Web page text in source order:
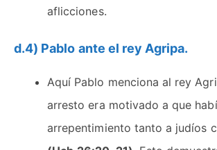
aflicciones.
d.4) Pablo ante el rey Agripa.
Aquí Pablo menciona al rey
arresto era motivado a que
arrepentimiento tanto a judíos